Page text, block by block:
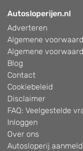
Autosloperijen.nl
Adverteren
Algemene
Algemene
Blog
Contact
Cookiebeleid
Disclaimer
FAQ: Veelgestelde
Inloggen
Over ons
Autosloperij